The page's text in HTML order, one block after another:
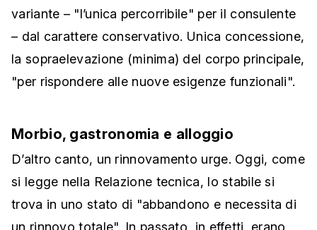
variante – "l’unica percorribile" per il consulente
– dal carattere conservativo. Unica concessione,
la sopraelevazione (minima) del corpo principale,
"per rispondere alle nuove esigenze funzionali".
Morbio, gastronomia e alloggio
D’altro canto, un rinnovamento urge. Oggi, come
si legge nella Relazione tecnica, lo stabile si
trova in uno stato di "abbandono e necessita di